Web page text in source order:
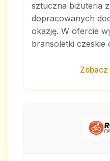
sztuczna biżuteria
dopracowanych
okazję. W ofercie
bransoletki czeskie
Zobacz